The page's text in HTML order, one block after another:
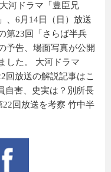
河ドラマ「豊臣兄
、6月14日（日）放送
第23回「さらば半兵
予告、場面写真が公開
した。 大河ドラマ
回放送の解説記事はこ
自害、史実は？別所長
回放送を考察 竹中半